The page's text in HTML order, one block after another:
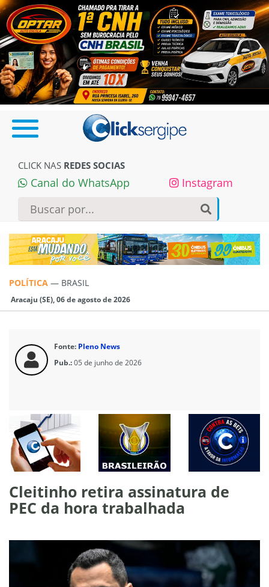
CLICK NAS REDES SOCIAS
Canal do WhatsApp Instagram
POLÍTICA — BRASIL
Aracaju (SE), 06 de agosto de 2026
Fonte: Pleno News
Pub.:05 de junho de 2026
Cleitinho retira assinatura de
PEC da hora trabalhada